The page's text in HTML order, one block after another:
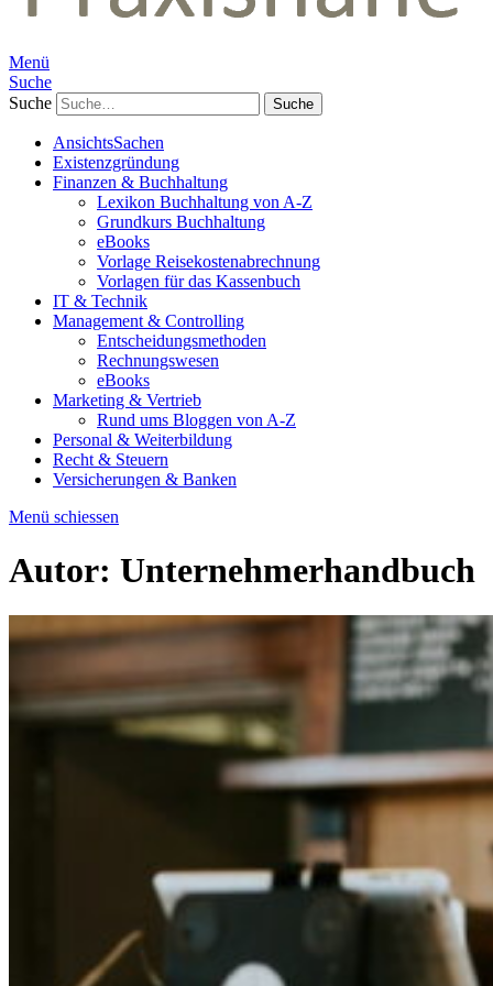
Menü
Suche
Suche
AnsichtsSachen
Existenzgründung
Finanzen & Buchhaltung
Lexikon Buchhaltung von A-Z
Grundkurs Buchhaltung
eBooks
Vorlage Reisekostenabrechnung
Vorlagen für das Kassenbuch
IT & Technik
Management & Controlling
Entscheidungsmethoden
Rechnungswesen
eBooks
Marketing & Vertrieb
Rund ums Bloggen von A-Z
Personal & Weiterbildung
Recht & Steuern
Versicherungen & Banken
Menü schiessen
Autor: Unternehmerhandbuch